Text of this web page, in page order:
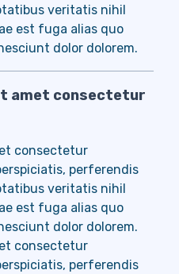
veritatis nihil
est fuga alias quo
dolor dolorem.
amet consectetur
consectetur
perferendis
veritatis nihil
est fuga alias quo
dolor dolorem.
consectetur
perferendis